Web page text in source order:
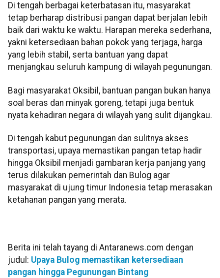
Di tengah berbagai keterbatasan itu, masyarakat
tetap berharap distribusi pangan dapat berjalan lebih
baik dari waktu ke waktu. Harapan mereka sederhana,
yakni ketersediaan bahan pokok yang terjaga, harga
yang lebih stabil, serta bantuan yang dapat
menjangkau seluruh kampung di wilayah pegunungan.
Bagi masyarakat Oksibil, bantuan pangan bukan hanya
soal beras dan minyak goreng, tetapi juga bentuk
nyata kehadiran negara di wilayah yang sulit dijangkau.
Di tengah kabut pegunungan dan sulitnya akses
transportasi, upaya memastikan pangan tetap hadir
hingga Oksibil menjadi gambaran kerja panjang yang
terus dilakukan pemerintah dan Bulog agar
masyarakat di ujung timur Indonesia tetap merasakan
ketahanan pangan yang merata.
Berita ini telah tayang di Antaranews.com dengan
judul: Upaya Bulog memastikan ketersediaan
pangan hingga Pegunungan Bintang